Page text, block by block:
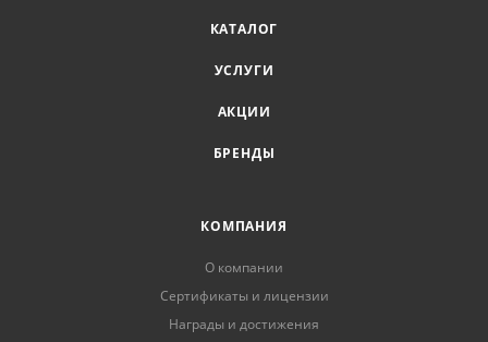
КАТАЛОГ
УСЛУГИ
АКЦИИ
БРЕНДЫ
КОМПАНИЯ
О компании
Сертификаты и лицензии
Награды и достижения